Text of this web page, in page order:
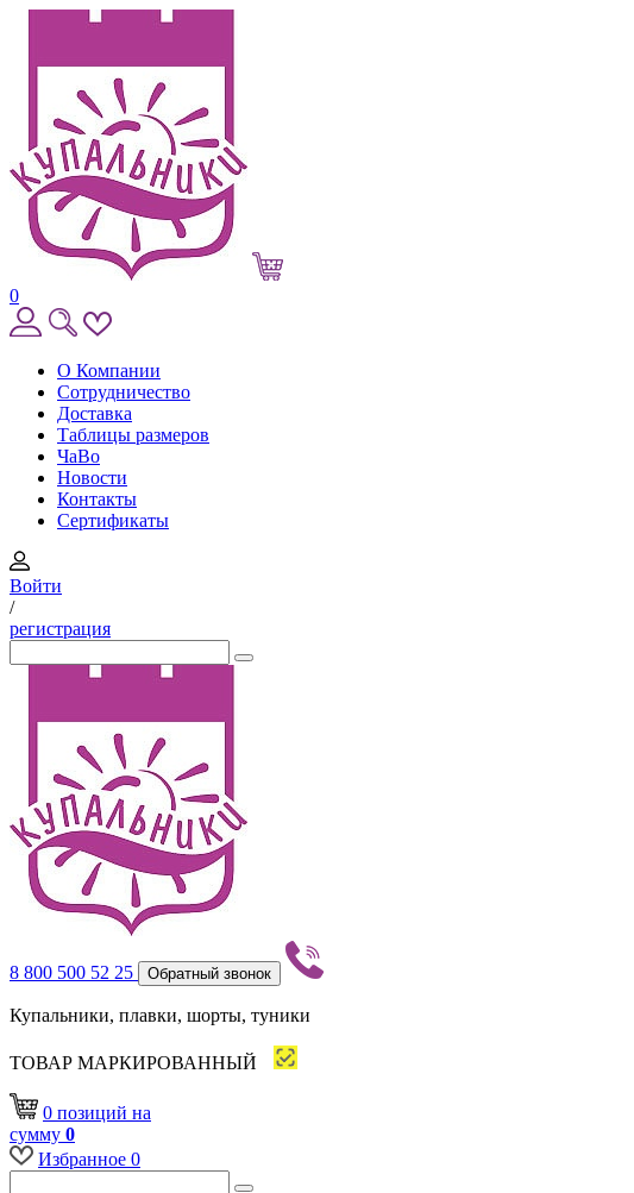
0
О Компании
Сотрудничество
Доставка
Таблицы размеров
ЧаВо
Новости
Контакты
Сертификаты
Войти
/
регистрация
8 800 500 52 25 Обратный звонок
Купальники, плавки, шорты, туники
ТОВАР МАРКИРОВАННЫЙ
0 позиций на
сумму 0
Избранное 0